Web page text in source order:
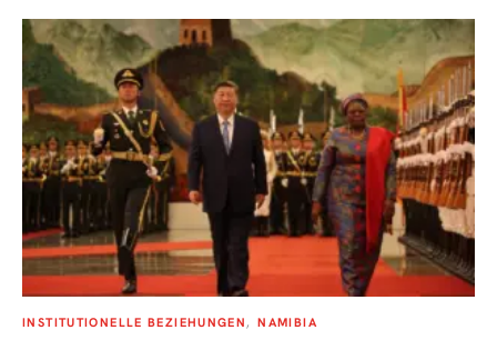
INSTITUTIONELLE BEZIEHUNGEN NAMIBIA